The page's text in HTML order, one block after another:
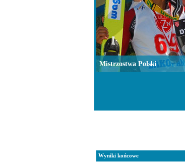
Wyniki końcowe
Mistrzostwa Polski